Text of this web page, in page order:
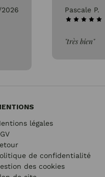
2026 Pascale P.
"très bien"
légales
de confidentialité
des cookies